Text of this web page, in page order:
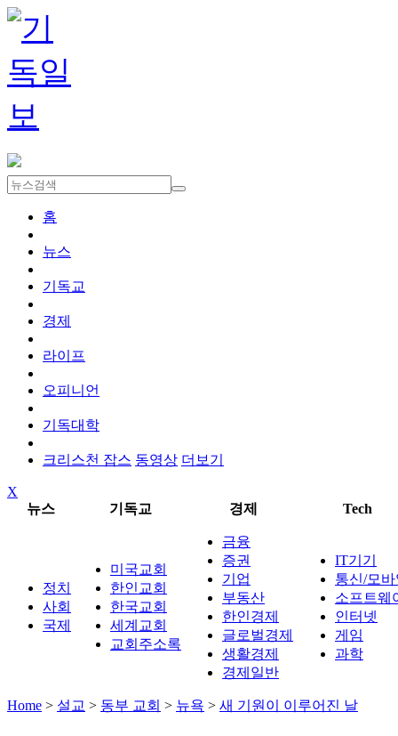
홈
뉴스
기독교
경제
라이프
오피니언
기독대학
크리스천 잡스 동영상 더보기
X
뉴스
기독교 경제 Tech
정치
사회
국제
미국교회
한인교회
한국교회
세계교회
교회주소록
금융
증권
기업
부동산
한인경제
글로벌경제
생활경제
경제일반
IT기기
통신/모
소프트웨
인터넷
게임
과학
Home > 설교 > 동부 교회 > 뉴욕 > 새 기원이 이루어진 날